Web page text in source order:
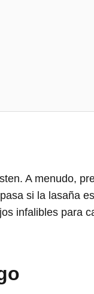
A menudo,
si la lasaña
infalibles para